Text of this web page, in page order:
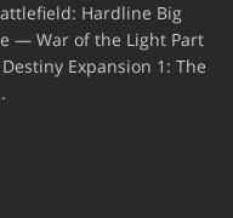
Hardline Big
— War of the Light Part
Expansion 1: The